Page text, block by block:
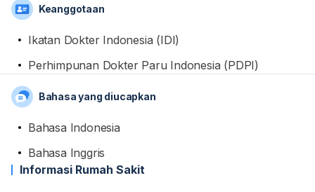
Keanggotaan
Ikatan Dokter Indonesia (IDI)
Perhimpunan Dokter Paru Indonesia (PDPI)
Bahasa yang diucapkan
Bahasa Indonesia
Bahasa Inggris
Informasi Rumah Sakit